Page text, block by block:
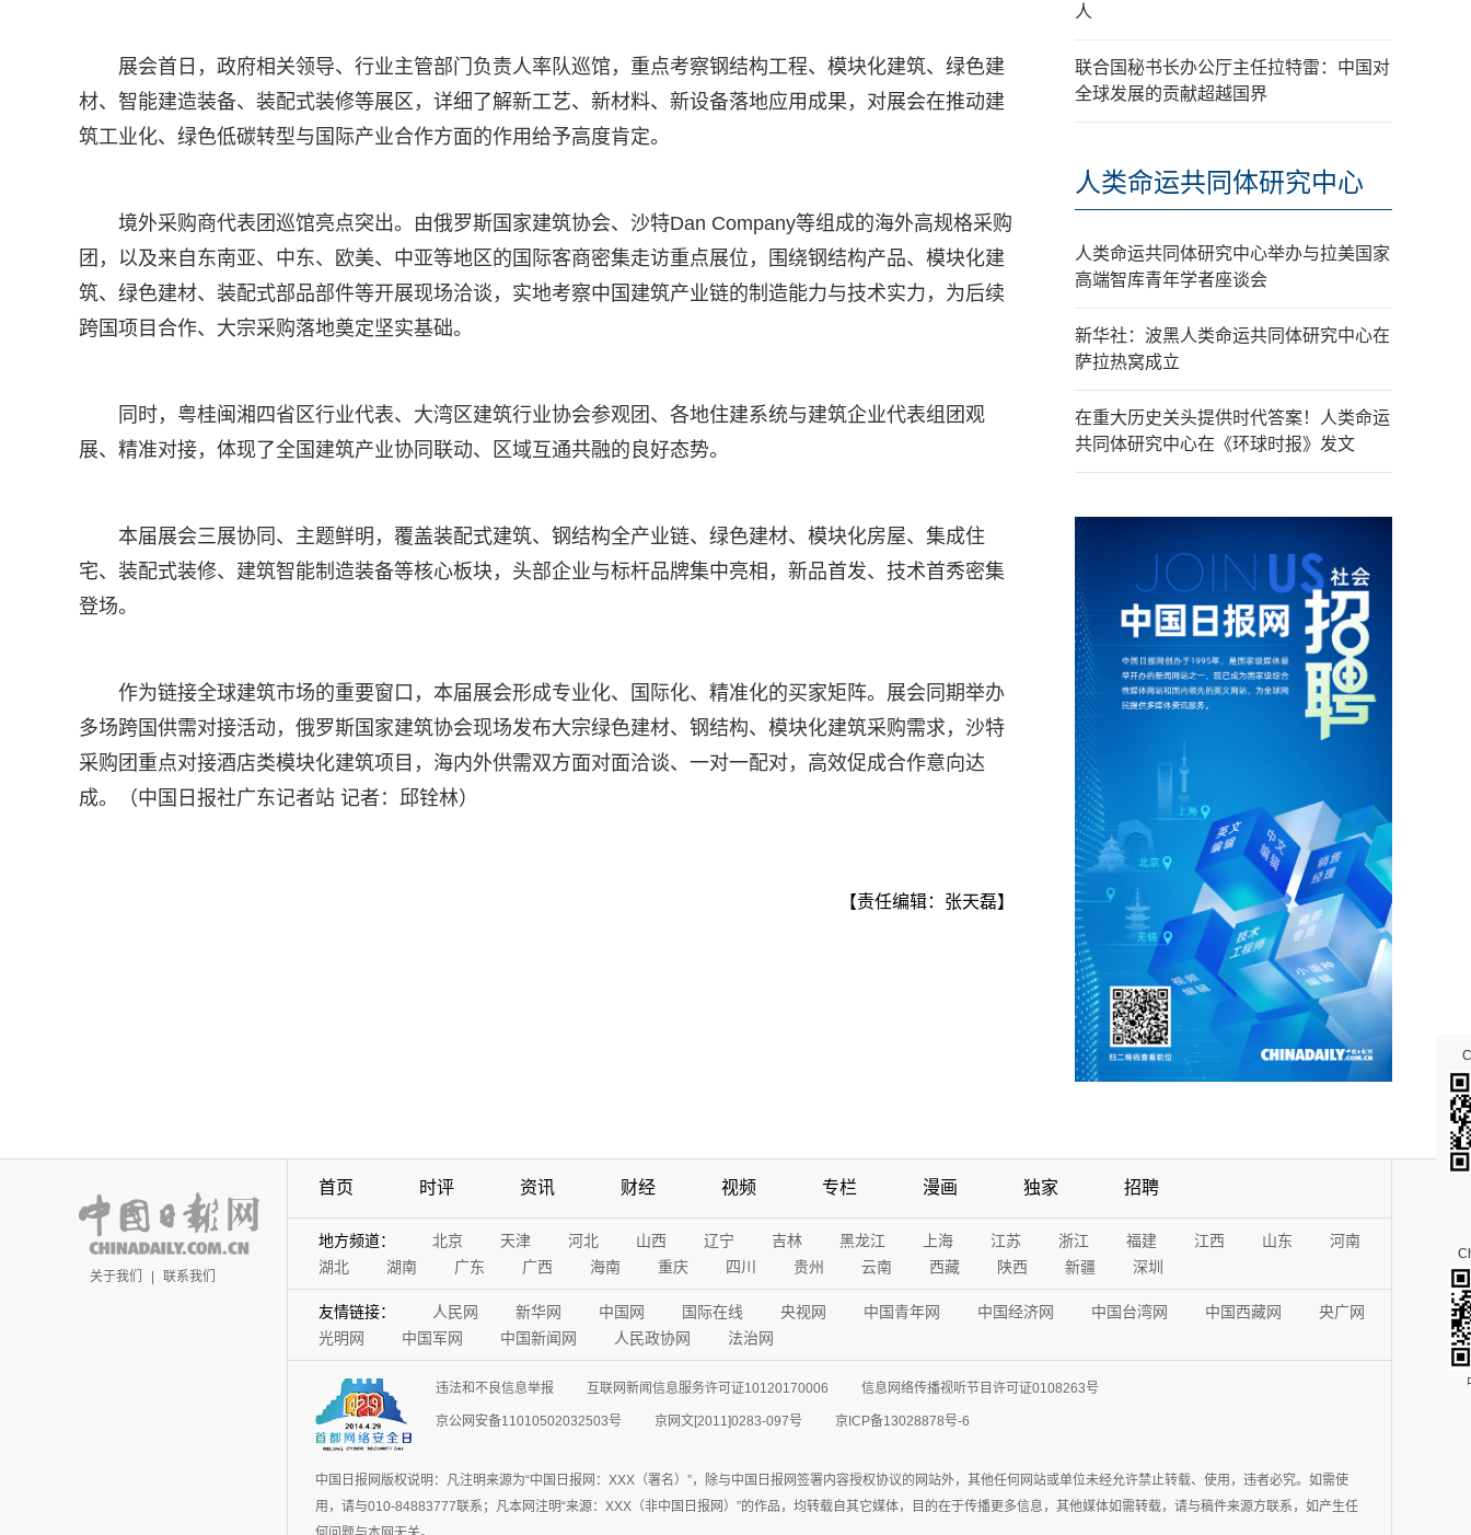
展会首日，政府相关领导、行业主管部门负责人率队巡馆，重点考察钢结构工程、模块化建筑、绿色建
材、智能建造装备、装配式装修等展区，详细了解新工艺、新材料、新设备落地应用成果，对展会在推动建
筑工业化、绿色低碳转型与国际产业合作方面的作用给予高度肯定。
境外采购商代表团巡馆亮点突出。由俄罗斯国家建筑协会、沙特Dan Company等组成的海外高规格采购
团，以及来自东南亚、中东、欧美、中亚等地区的国际客商密集走访重点展位，围绕钢结构产品、模块化建
筑、绿色建材、装配式部品部件等开展现场洽谈，实地考察中国建筑产业链的制造能力与技术实力，为后续
跨国项目合作、大宗采购落地奠定坚实基础。
同时，粤桂闽湘四省区行业代表、大湾区建筑行业协会参观团、各地住建系统与建筑企业代表组团观
展、精准对接，体现了全国建筑产业协同联动、区域互通共融的良好态势。
本届展会三展协同、主题鲜明，覆盖装配式建筑、钢结构全产业链、绿色建材、模块化房屋、集成住
宅、装配式装修、建筑智能制造装备等核心板块，头部企业与标杆品牌集中亮相，新品首发、技术首秀密集
登场。
作为链接全球建筑市场的重要窗口，本届展会形成专业化、国际化、精准化的买家矩阵。展会同期举办
多场跨国供需对接活动，俄罗斯国家建筑协会现场发布大宗绿色建材、钢结构、模块化建筑采购需求，沙特
采购团重点对接酒店类模块化建筑项目，海内外供需双方面对面洽谈、一对一配对，高效促成合作意向达
成。（中国日报社广东记者站 记者：邱铨林）
【责任编辑：张天磊】
人
联合国秘书长办公厅主任拉特雷：中国对
全球发展的贡献超越国界
人类命运共同体研究中心
人类命运共同体研究中心举办与拉美国家
高端智库青年学者座谈会
新华社：波黑人类命运共同体研究中心在
萨拉热窝成立
在重大历史关头提供时代答案！人类命运
共同体研究中心在《环球时报》发文
关于我们 | 联系我们
首页 时评 资讯 财经 视频 专栏 漫画 独家 招聘
地方频道： 北京 天津 河北 山西 辽宁 吉林 黑龙江 上海 江苏 浙江 福建 江西 山东
河南
湖北
湖南 广东 广西 海南 重庆 四川 贵州 云南 西藏 陕西 新疆 深圳
友情链接： 人民网 新华网 中国网 国际在线 央视网 中国青年网 中国经济网 中国台湾网 中国西藏网
央广网
光明网
中国军网 中国新闻网 人民政协网 法治网
违法和不良信息举报 互联网新闻信息服务许可证10120170006 信息网络传播视听节目许可证0108263号
京公网安备11010502032503号 京网文[2011]0283-097号 京ICP备13028878号-6
中国日报网版权说明：凡注明来源为“中国日报网：XXX（署名）”，除与中国日报网签署内容授权协议的网站外，其他任何网站或单位未经允许禁止转载、使用，违者必究。如需使
用，请与010-84883777联系；凡本网注明“来源：XXX（非中国日报网）”的作品，均转载自其它媒体，目的在于传播更多信息，其他媒体如需转载，请与稿件来源方联系，如产生任